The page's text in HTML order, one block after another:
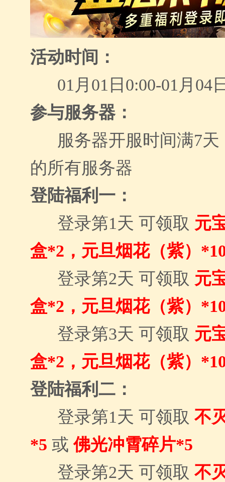
活动时间：
01月01日0:00-01月04
参与服务器：
服务器开服时间满7
的所有服务器
登陆福利一：
登录第1天 可领取 元
盒*2， 元旦烟花（紫）
登录第2天 可领取 元
盒*2， 元旦烟花（紫）
登录第3天 可领取 元
盒*2， 元旦烟花（紫）
登陆福利二：
登录第1天 可领取 不
*5 或 佛光冲霄碎片*5
登录第2天 可领取 不